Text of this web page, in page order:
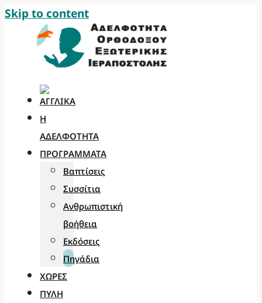
Skip to content
Η
ΑΔΕΛΦΌΤΗΤΑ
ΠΡΟΓΡΆΜΜΑΤΑ
Βαπτίσεις
Συσσίτια
Ανθρωπιστική
βοήθεια
Εκδόσεις
Πηγάδια
ΧΏΡΕΣ
ΠΎΛΗ